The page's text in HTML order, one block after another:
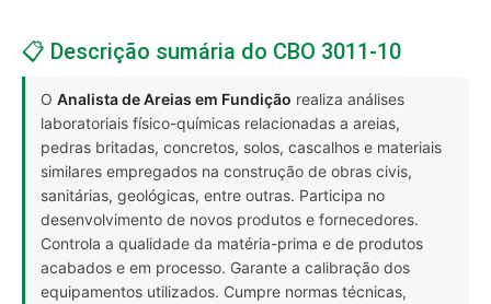
📋 Descrição sumária do CBO 3011-10
O Analista de Areias em Fundição realiza análises
laboratoriais físico-químicas relacionadas a areias,
pedras britadas, concretos, solos, cascalhos e materiais
similares empregados na construção de obras civis,
sanitárias, geológicas, entre outras. Participa no
desenvolvimento de novos produtos e fornecedores.
Controla a qualidade da matéria-prima e de produtos
acabados e em processo. Garante a calibração dos
equipamentos utilizados. Cumpre normas técnicas,